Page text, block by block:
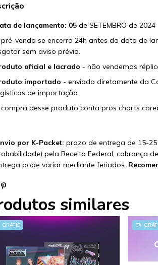
de lançamento: 05 de SETEMBRO de 2024
venda se encerra 24h antes da data de
sem aviso prévio.
oficial e lacrado - não vendemos
importado - enviado diretamente da
de importação.
desse produto conta pros charts
por K-Packet: prazo de entrega de 15-
pela Receita Federal, cobrança
pode variar mediante feriados.
similares
GRÁTIS